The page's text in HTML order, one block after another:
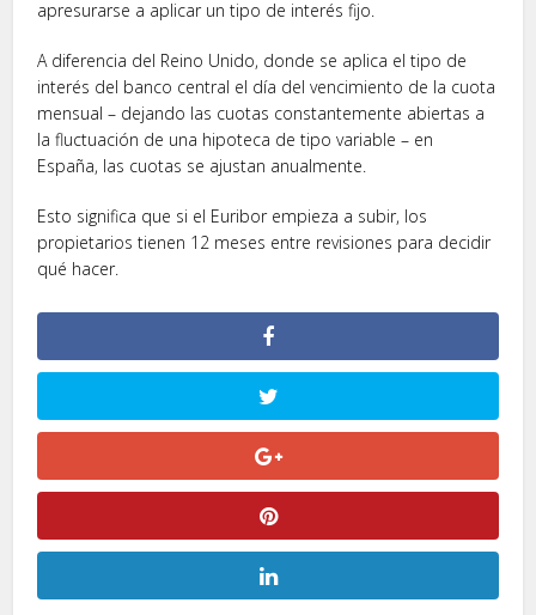
apresurarse a aplicar un tipo de interés fijo.
A diferencia del Reino Unido, donde se aplica el tipo de
interés del banco central el día del vencimiento de la cuota
mensual – dejando las cuotas constantemente abiertas a
la fluctuación de una hipoteca de tipo variable – en
España, las cuotas se ajustan anualmente.
Esto significa que si el Euribor empieza a subir, los
propietarios tienen 12 meses entre revisiones para decidir
qué hacer.